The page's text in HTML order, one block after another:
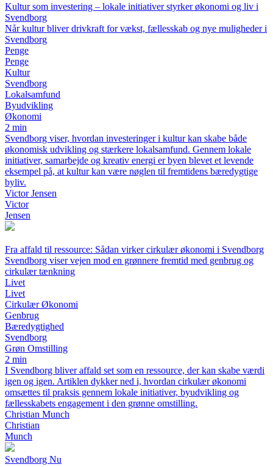
Kultur som investering – lokale initiativer styrker økonomi og liv i
Svendborg
Når kultur bliver drivkraft for vækst, fællesskab og nye muligheder i
Svendborg
Penge
Penge
Kultur
Svendborg
Lokalsamfund
Byudvikling
Økonomi
2 min
Svendborg viser, hvordan investeringer i kultur kan skabe både
økonomisk udvikling og stærkere lokalsamfund. Gennem lokale
initiativer, samarbejde og kreativ energi er byen blevet et levende
eksempel på, at kultur kan være nøglen til fremtidens bæredygtige
byliv.
Victor Jensen
Victor
Jensen
Fra affald til ressource: Sådan virker cirkulær økonomi i Svendborg
Svendborg viser vejen mod en grønnere fremtid med genbrug og
cirkulær tænkning
Livet
Livet
Cirkulær Økonomi
Genbrug
Bæredygtighed
Svendborg
Grøn Omstilling
2 min
I Svendborg bliver affald set som en ressource, der kan skabe værdi
igen og igen. Artiklen dykker ned i, hvordan cirkulær økonomi
omsættes til praksis gennem lokale initiativer, byudvikling og
fællesskabets engagement i den grønne omstilling.
Christian Munch
Christian
Munch
Svendborg Nu